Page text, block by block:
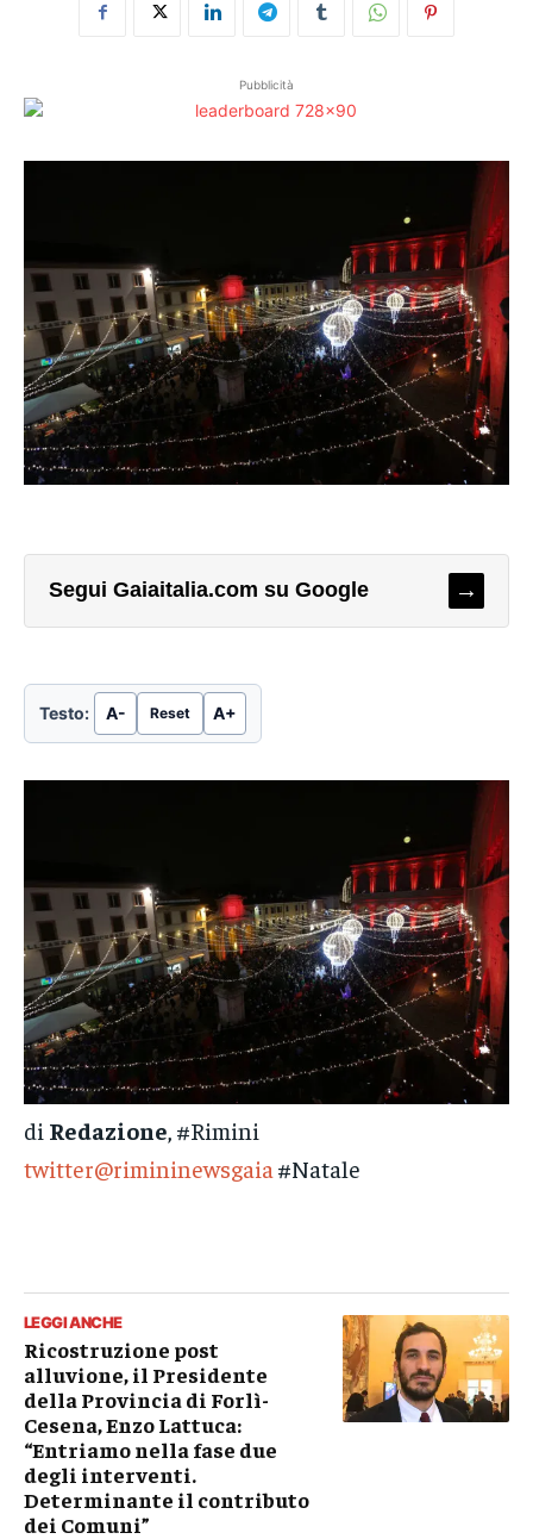
Pubblicità
Segui Gaiaitalia.com su Google →
Testo: A- Reset A+
di Redazione , #Rimini
twitter@rimininewsgaia #Natale
LEGGI ANCHE
Ricostruzione post
alluvione, il Presidente
della Provincia di Forlì-
Cesena, Enzo Lattuca:
“Entriamo nella fase due
degli interventi.
Determinante il contributo
dei Comuni”